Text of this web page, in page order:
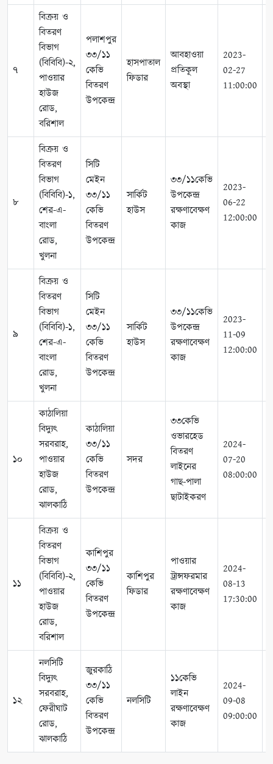
৭
বিক্রয় ও
বিতরণ
বিভাগ
(বিবিবি)-২,
পাওয়ার
হাউজ
রোড,
বরিশাল
পলাশপুর
৩৩/১১
কেভি
বিতরণ
উপকেন্দ্র
হাসপাতাল
ফিডার
আবহাওয়া
প্রতিকূল
অবস্থা
2023-
02-27
11:00:00
৮
বিক্রয় ও
বিতরণ
বিভাগ
(বিবিবি)-১,
শের-এ-
বাংলা
রোড,
খুলনা
সিটি
মেইন
৩৩/১১
কেভি
বিতরণ
উপকেন্দ্র
সার্কিট
হাউস
৩৩/১১কেভি
উপকেন্দ্র
রক্ষণাবেক্ষণ
কাজ
2023-
06-22
12:00:00
৯
বিক্রয় ও
বিতরণ
বিভাগ
(বিবিবি)-১,
শের-এ-
বাংলা
রোড,
খুলনা
সিটি
মেইন
৩৩/১১
কেভি
বিতরণ
উপকেন্দ্র
সার্কিট
হাউস
৩৩/১১কেভি
উপকেন্দ্র
রক্ষণাবেক্ষণ
কাজ
2023-
11-09
12:00:00
১০
কাঠালিয়া
বিদ্যুৎ
সরবরাহ,
পাওয়ার
হাউজ
রোড,
ঝালকাঠি
কাঠালিয়া
৩৩/১১
কেভি
বিতরণ
উপকেন্দ্র
সদর
৩৩কেভি
ওভারহেড
বিতরণ
লাইনের
গাছ-পালা
ছাটাইকরণ
2024-
07-20
08:00:00
১১
বিক্রয় ও
বিতরণ
বিভাগ
(বিবিবি)-২,
পাওয়ার
হাউজ
রোড,
বরিশাল
কাশিপুর
৩৩/১১
কেভি
বিতরণ
উপকেন্দ্র
কাশিপুর
ফিডার
পাওয়ার
ট্রান্সফরমার
রক্ষণাবেক্ষণ
কাজ
2024-
08-13
17:30:00
১২
নলসিটি
বিদ্যুৎ
সরবরাহ,
ফেরীঘাট
রোড,
ঝালকাঠি
জুরকাঠি
৩৩/১১
কেভি
বিতরণ
উপকেন্দ্র
নলসিটি
১১কেভি
লাইন
রক্ষণাবেক্ষণ
কাজ
2024-
09-08
09:00:00